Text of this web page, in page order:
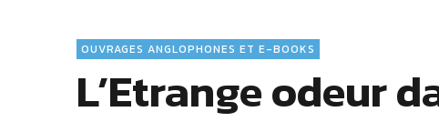
OUVRAGES ANGLOPHONES ET E-BOOKS
L’Etrange odeur